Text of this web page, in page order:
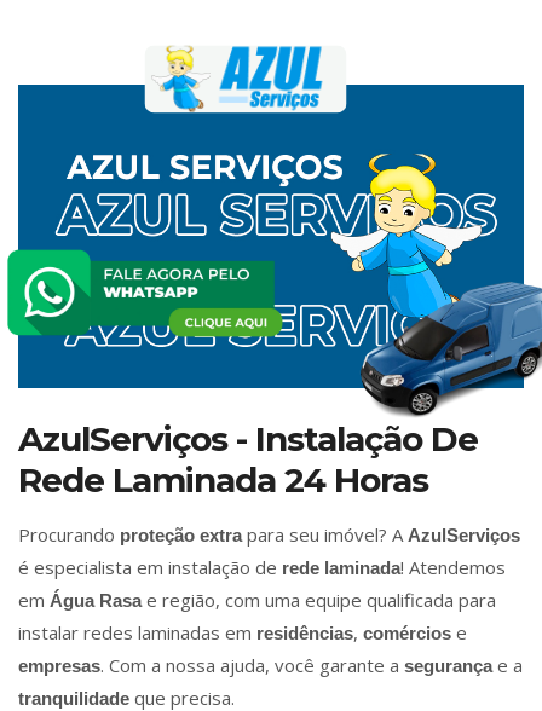
AzulServiços - Instalação De
Rede Laminada 24 Horas
Procurando proteção extrapara seu imóvel? A AzulServiços
é especialista em instalação de rede laminada! Atendemos
em Água Rasae região, com uma equipe qualificada para
instalar redes laminadas em residências, comércios e
empresas. Com a nossa ajuda, você garante a segurançae a
tranquilidade que precisa.